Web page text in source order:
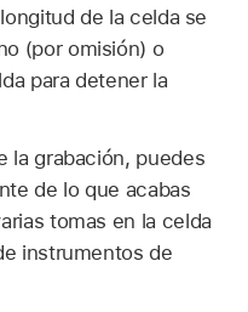
de la celda se
(por omisión) o
para detener la
la grabación, puedes
de lo que acabas
tomas en la celda
instrumentos de